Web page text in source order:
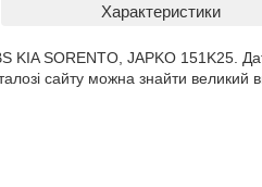
Характеристики
KIA SORENTO, JAPKO 151K25.
сайту можна знайти великий